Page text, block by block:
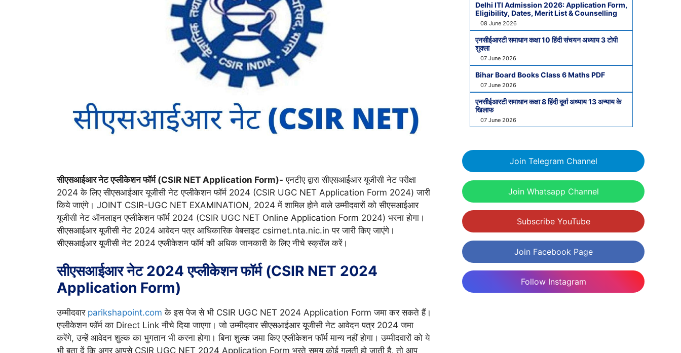
सीएसआईआर नेट एप्लीकेशन फॉर्म (CSIR NET Application Form)- एनटीए द्वारा सीएसआईआर यूजीसी नेट परीक्षा
2024 के लिए सीएसआईआर यूजीसी नेट एप्लीकेशन फॉर्म 2024 (CSIR UGC NET Application Form 2024) जारी
किये जाएंगे। JOINT CSIR-UGC NET EXAMINATION, 2024 में शामिल होने वाले उम्मीदवारों को सीएसआईआर
यूजीसी नेट ऑनलाइन एप्लीकेशन फॉर्म 2024 (CSIR UGC NET Online Application Form 2024) भरना होगा।
सीएसआईआर यूजीसी नेट 2024 आवेदन पत्र आधिकारिक वेबसाइट csirnet.nta.nic.in पर जारी किए जाएंगे।
सीएसआईआर यूजीसी नेट 2024 एप्लीकेशन फॉर्म की अधिक जानकारी के लिए नीचे स्क्रॉल करें।
सीएसआईआर नेट 2024 एप्लीकेशन फॉर्म (CSIR NET 2024
Application Form)
उम्मीदवार parikshapoint.com के इस पेज से भी CSIR UGC NET 2024 Application Form जमा कर सकते हैं।
एप्लीकेशन फॉर्म का Direct Link नीचे दिया जाएगा। जो उम्मीदवार सीएसआईआर यूजीसी नेट आवेदन पत्र 2024 जमा
करेंगे, उन्हें आवेदन शुल्क का भुगतान भी करना होगा। बिना शुल्क जमा किए एप्लीकेशन फॉर्म मान्य नहीं होगा। उम्मीदवारों को ये
भी बता दें कि अगर आपसे CSIR UGC NET 2024 Application Form भरते समय कोई गलती हो जाती है, तो आप
Delhi ITI Admission 2026: Application Form,
Eligibility, Dates, Merit List & Counselling
08 June 2026
एनसीईआरटी समाधान कक्षा 10 हिंदी संचयन अध्याय 3 टोपी
शुक्ला
07 June 2026
Bihar Board Books Class 6 Maths PDF
07 June 2026
एनसीईआरटी समाधान कक्षा 8 हिंदी दूर्वा अध्याय 13 अन्याय के
खिलाफ
07 June 2026
Join Telegram Channel
Join Whatsapp Channel
Subscribe YouTube
Join Facebook Page
Follow Instagram